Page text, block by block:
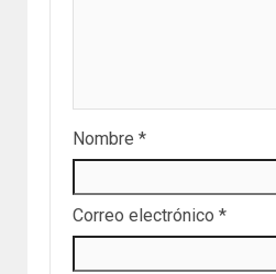
Nombre *
Correo electrónico *